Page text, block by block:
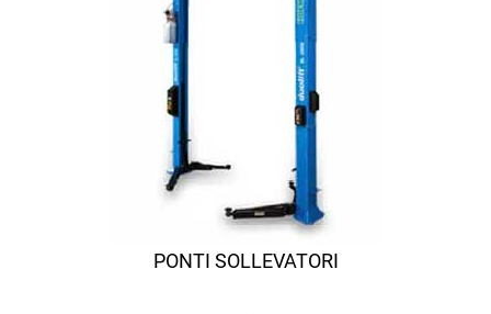
PONTI SOLLEVATORI